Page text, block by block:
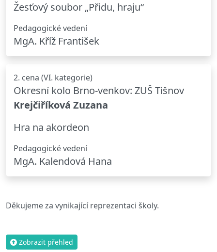
Žesťový soubor „Přidu, hraju“
Pedagogické vedení
MgA. Kříž František
2. cena (VI. kategorie)
Okresní kolo Brno-venkov: ZUŠ Tišnov
Krejčiříková Zuzana
Hra na akordeon
Pedagogické vedení
MgA. Kalendová Hana
Děkujeme za vynikající reprezentaci školy.
Zobrazit přehled